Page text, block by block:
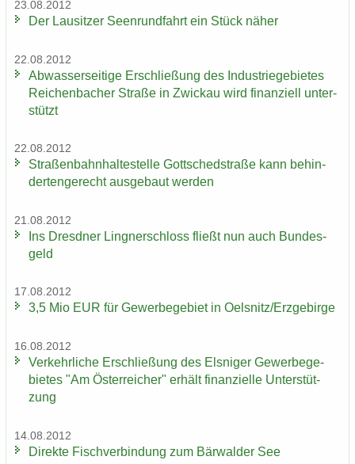
23.08.2012
Der Lau­sit­zer Seen­rund­fahrt ein Stück näher
22.08.2012
Ab­was­ser­sei­ti­ge Er­schlie­ßung des In­dus­trie­ge­bie­tes
Rei­chen­ba­cher Stra­ße in Zwi­ckau wird fi­nan­zi­ell un­ter­
stützt
22.08.2012
Stra­ßen­bahn­hal­te­stel­le Gott­sched­stra­ße kann be­hin­
der­ten­ge­recht aus­ge­baut wer­den
21.08.2012
Ins Dresd­ner Ling­ner­schloss fließt nun auch Bun­des­
geld
17.08.2012
3,5 Mio EUR für Ge­wer­be­ge­biet in Oels­nitz/Erz­ge­bir­ge
16.08.2012
Ver­kehr­li­che Er­schlie­ßung des Els­ni­ger Ge­wer­be­ge­
bie­tes "Am Ös­ter­rei­cher" er­hält fi­nan­zi­el­le Un­ter­stüt­
zung
14.08.2012
Di­rek­te Fisch­ver­bin­dung zum Bär­wal­der See